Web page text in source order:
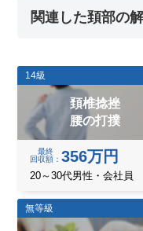
関連した頚部の
14級
頚椎捻挫
腰の打撲
最終
回収額
356万円
20～30代男性・会社員
無等級